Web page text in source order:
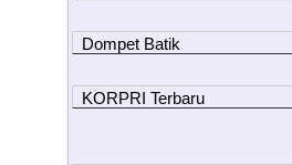
Dompet Batik
KORPRI Terbaru